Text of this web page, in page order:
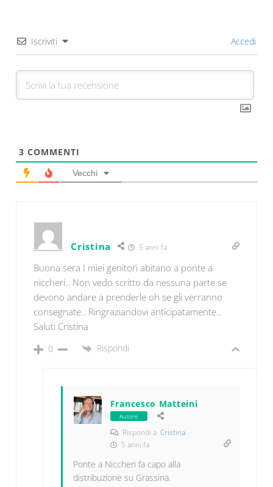
Iscriviti Accedi
3 COMMENTI
Vecchi
Cristina 5 anni fa
Buona sera I miei genitori abitano a ponte a
niccheri.. Non vedo scritto da nessuna parte se
devono andare a prenderle oh se gli verranno
consegnate.. Ringraziandovi anticipatamente..
Saluti Cristina
0 Rispondi
Francesco Matteini
Autore
Rispondi a Cristina
5 anni fa
Ponte a Niccheri fa capo alla
distribuzione su Grassina.